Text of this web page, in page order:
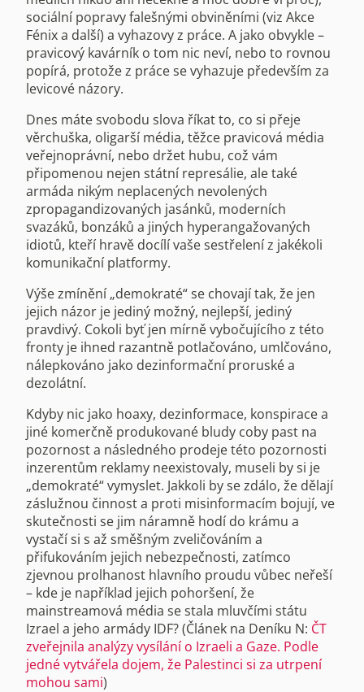
sociální popravy falešnými obviněními (viz Akce
Fénix a další) a vyhazovy z práce. A jako obvykle –
pravicový kavárník o tom nic neví, nebo to rovnou
popírá, protože z práce se vyhazuje především za
levicové názory.
Dnes máte svobodu slova říkat to, co si přeje
věrchuška, oligarší média, těžce pravicová média
veřejnoprávní, nebo držet hubu, což vám
připomenou nejen státní represálie, ale také
armáda nikým neplacených nevolených
zpropagandizovaných jasánků, moderních
svazáků, bonzáků a jiných hyperangažovaných
idiotů, kteří hravě docílí vaše sestřelení z jakékoli
komunikační platformy.
Výše zmínění „demokraté“ se chovají tak, že jen
jejich názor je jediný možný, nejlepší, jediný
pravdivý. Cokoli byť jen mírně vybočujícího z této
fronty je ihned razantně potlačováno, umlčováno,
nálepkováno jako dezinformační proruské a
dezolátní.
Kdyby nic jako hoaxy, dezinformace, konspirace a
jiné komerčně produkované bludy coby past na
pozornost a následného prodeje této pozornosti
inzerentům reklamy neexistovaly, museli by si je
„demokraté“ vymyslet. Jakkoli by se zdálo, že dělají
záslužnou činnost a proti misinformacím bojují, ve
skutečnosti se jim náramně hodí do krámu a
vystačí si s až směšným zveličováním a
přifukováním jejich nebezpečnosti, zatímco
zjevnou prolhanost hlavního proudu vůbec neřeší
– kde je například jejich pohoršení, že
mainstreamová média se stala mluvčími státu
Izrael a jeho armády IDF? (Článek na Deníku N: ČT
zveřejnila analýzy vysílání o Izraeli a Gaze. Podle
jedné vytvářela dojem, že Palestinci si za utrpení
mohou sami)